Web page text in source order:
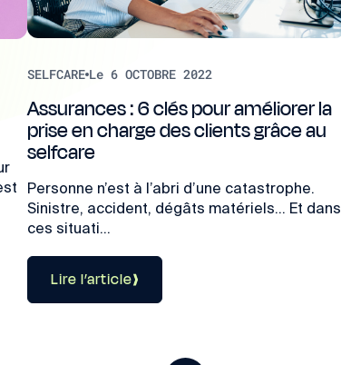
SELFCARE Le 6 OCTOBRE 2022
Assurances : 6 clés pour améliorer la
prise en charge des clients grâce au
selfcare
Personne n’est à l’abri d’une catastrophe.
Sinistre, accident, dégâts matériels… Et dans
ces situati...
Lire l’article